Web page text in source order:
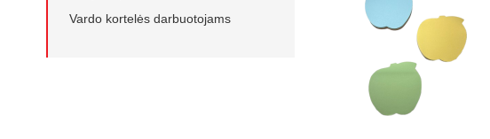
Vardo kortelės darbuotojams